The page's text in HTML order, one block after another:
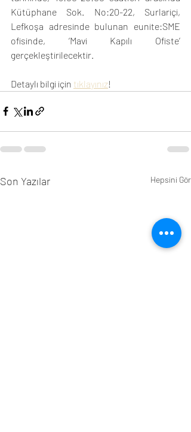
Kütüphane Sok. No:20-22, Surlariçi,
Lefkoşa adresinde bulunan eunite:SME
ofisinde, ‘Mavi Kapılı Ofiste’
gerçekleştirilecektir.
Detaylı bilgi için tıklayınız!
Son Yazılar Hepsini Gör